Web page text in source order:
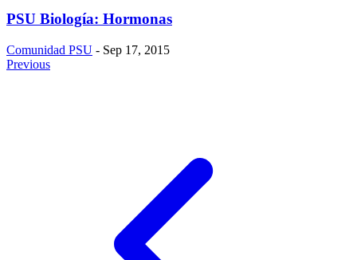
PSU Biología: Hormonas
Comunidad PSU - Sep 17, 2015
Previous